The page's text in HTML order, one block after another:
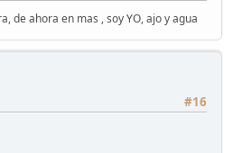
de ahora en mas , soy YO, ajo y agua
#16